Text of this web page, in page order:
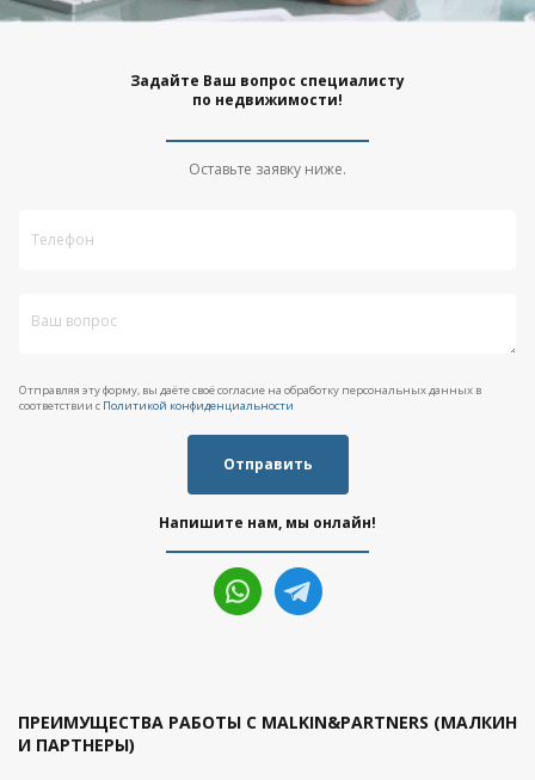
Задайте Ваш вопрос специалисту
по недвижимости!
Оставьте заявку ниже.
Отправляя эту форму, вы даёте своё согласие на обработку персональных данных в
соответствии с Политикой конфиденциальности
Отправить
Напишите нам, мы онлайн!
ПРЕИМУЩЕСТВА РАБОТЫ С MALKIN&PARTNERS (МАЛКИН
И ПАРТНЕРЫ)